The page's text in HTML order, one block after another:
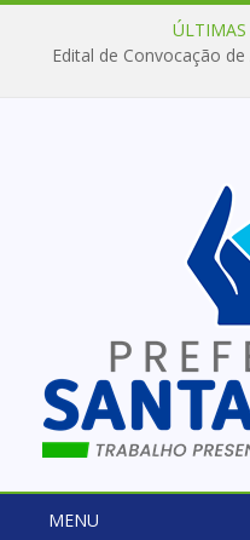
ÚLTIMAS
Edital de Convocação
MENU